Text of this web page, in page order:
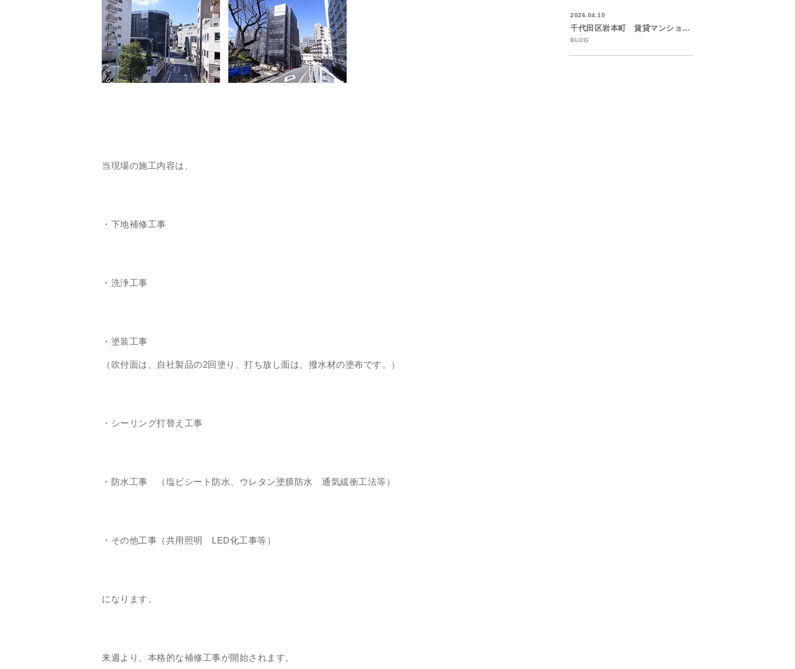
当現場の施工内容は、
・下地補修工事
・洗浄工事
・塗装工事
（吹付面は、自社製品の2回塗り、打ち放し面は、撥水材の塗布です。）
・シーリング打替え工事
・防水工事 （塩ビシート防水、ウレタン塗膜防水 通気緩衝工法等）
・その他工事（共用照明 LED化工事等）
になります。
来週より、本格的な補修工事が開始されます。
2026.04.10
千代田区岩本町 賃貸マンションの大規模修...
BLOG